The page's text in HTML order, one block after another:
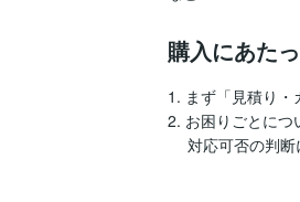
購入にあた
1. まず「見積り・
2. お困りごとにつ
対応可否の判断